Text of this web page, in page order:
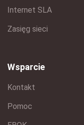
Internet SLA
Zasięg sieci
Wsparcie
Kontakt
Pomoc